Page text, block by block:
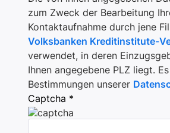
zum Zweck der Bearbeitung
Kontaktaufnahme durch jene
Volksbanken Kreditinstitute-
verwendet, in deren
Ihnen angegebene PLZ liegt.
Bestimmungen unserer
Captcha *